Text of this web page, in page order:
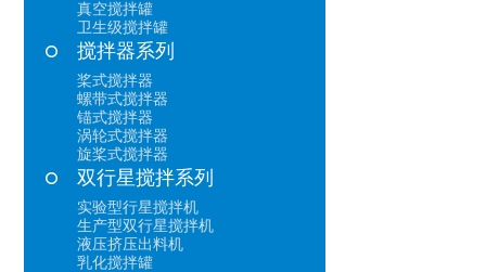
真空搅拌罐
卫生级搅拌罐
搅拌器系列
桨式搅拌器
螺带式搅拌器
锚式搅拌器
涡轮式搅拌器
旋桨式搅拌器
双行星搅拌系列
实验型行星搅拌机
生产型双行星搅拌机
液压挤压出料机
乳化搅拌罐